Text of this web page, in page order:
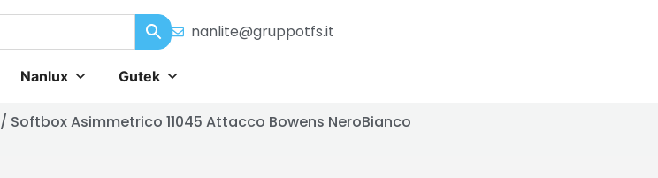
nanlite@gruppotfs.it
Nanlux Gutek
/ Softbox Asimmetrico 11045 Attacco Bowens NeroBianco